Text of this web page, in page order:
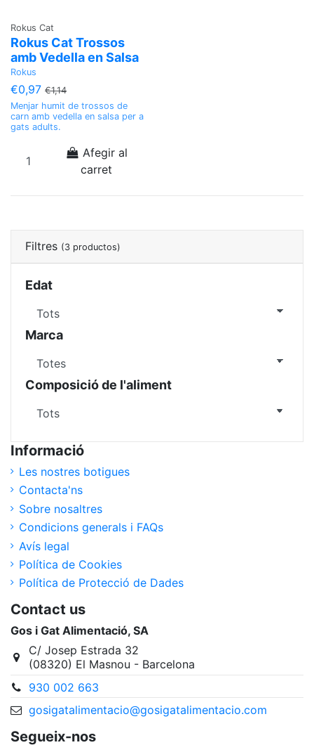
Rokus Cat
Rokus Cat Trossos
amb Vedella en Salsa
Rokus
€0,97 €1,14
Menjar humit de trossos de
carn amb vedella en salsa per a
gats adults.
Afegir al
carret
Filtres (3 productos)
Edat
Marca
Composició de l'aliment
Informació
Les nostres botigues
Contacta'ns
Sobre nosaltres
Condicions generals i FAQs
Avís legal
Política de Cookies
Política de Protecció de Dades
Contact us
Gos i Gat Alimentació, SA
C/ Josep Estrada 32
(08320) El Masnou - Barcelona
930 002 663
gosigatalimentacio@gosigatalimentacio.com
Segueix-nos